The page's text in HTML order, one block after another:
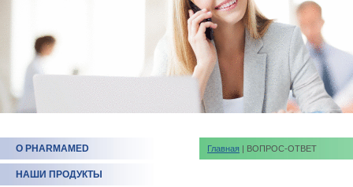
О PHARMAMED
НАШИ ПРОДУКТЫ
Главная | ВОПРОС-ОТВЕТ